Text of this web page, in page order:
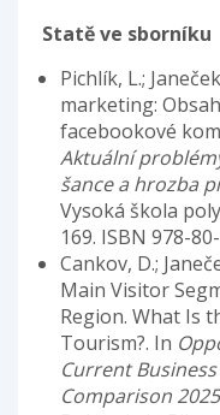
Statě ve sborníku
Pichlík, L.;
marketing:
facebookové
Aktuální
šance a hrozba
Vysoká škola
169. ISBN 978-
Cankov, D.;
Main Visitor
Region. What Is
Tourism?. In
Current
Comparison 2025